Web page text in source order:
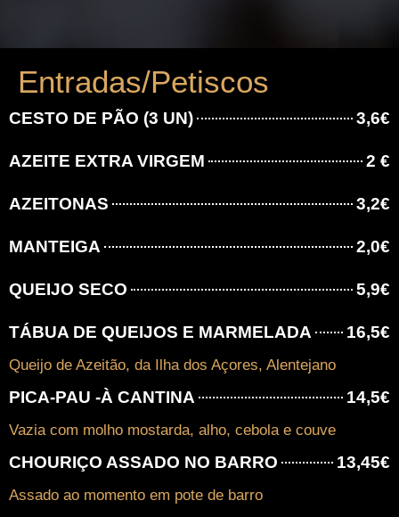
Entradas/Petiscos
CESTO DE PÃO (3 UN) 3,6€
AZEITE EXTRA VIRGEM 2 €
AZEITONAS 3,2€
MANTEIGA 2,0€
QUEIJO SECO 5,9€
TÁBUA DE QUEIJOS E MARMELADA 16,5€
Queijo de Azeitão, da Ilha dos Açores, Alentejano
PICA-PAU -À CANTINA 14,5€
Vazia com molho mostarda, alho, cebola e couve
CHOURIÇO ASSADO NO BARRO 13,45€
Assado ao momento em pote de barro